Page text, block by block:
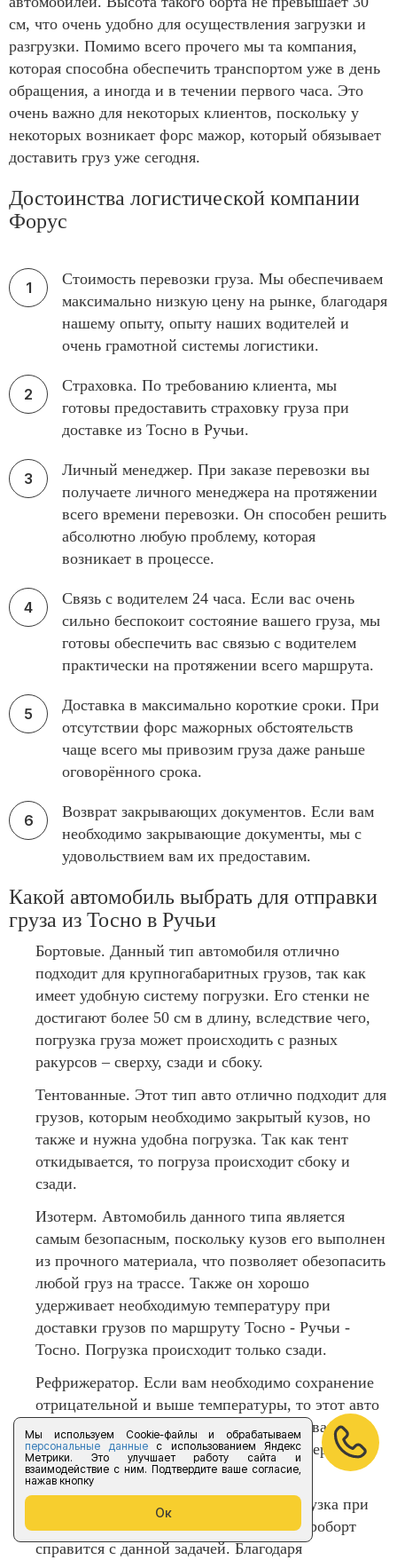
Мы используем Cookie-файлы и обрабатываем
персональные данныес использованием Яндекс
Метрики. Это улучшает работу сайта и
взаимодействие с ним. Подтвердите ваше согласие,
нажав кнопку
Ок
см, что очень удобно для осуществления загрузки и
разгрузки. Помимо всего прочего мы та компания,
которая способна обеспечить транспортом уже в день
обращения, а иногда и в течении первого часа. Это
очень важно для некоторых клиентов, поскольку у
некоторых возникает форс мажор, который обязывает
доставить груз уже сегодня.
Достоинства логистической компании
Форус
Стоимость перевозки груза. Мы обеспечиваем
максимально низкую цену на рынке, благодаря
нашему опыту, опыту наших водителей и
очень грамотной системы логистики.
Страховка. По требованию клиента, мы
готовы предоставить страховку груза при
доставке из Тосно в Ручьи.
Личный менеджер. При заказе перевозки вы
получаете личного менеджера на протяжении
всего времени перевозки. Он способен решить
абсолютно любую проблему, которая
возникает в процессе.
Связь с водителем 24 часа. Если вас очень
сильно беспокоит состояние вашего груза, мы
готовы обеспечить вас связью с водителем
практически на протяжении всего маршрута.
Доставка в максимально короткие сроки. При
отсутствии форс мажорных обстоятельств
чаще всего мы привозим груза даже раньше
оговорённого срока.
Возврат закрывающих документов. Если вам
необходимо закрывающие документы, мы с
удовольствием вам их предоставим.
Какой автомобиль выбрать для отправки
груза из Тосно в Ручьи
Бортовые. Данный тип автомобиля отлично
подходит для крупногабаритных грузов, так как
имеет удобную систему погрузки. Его стенки не
достигают более 50 см в длину, вследствие чего,
погрузка груза может происходить с разных
ракурсов – сверху, сзади и сбоку.
Тентованные. Этот тип авто отлично подходит для
грузов, которым необходимо закрытый кузов, но
также и нужна удобна погрузка. Так как тент
откидывается, то погруза происходит сбоку и
сзади.
Изотерм. Автомобиль данного типа является
самым безопасным, поскольку кузов его выполнен
из прочного материала, что позволяет обезопасить
любой груз на трассе. Также он хорошо
удерживает необходимую температуру при
доставки грузов по маршруту Тосно - Ручьи -
Тосно. Погрузка происходит только сзади.
Рефрижератор. Если вам необходимо сохранение
отрицательной и выше температуры, то этот авто
точно для вас. Вы можете не бояться за ваш груз,
так как кузов может обеспечить ту температуру,
которая необходима для перевозки.
Гидроборт. Если вам нужна легкая погрузка при
автоперевозки из Тосно в Ручьи, то гидроборт
справится с данной задачей. Благодаря